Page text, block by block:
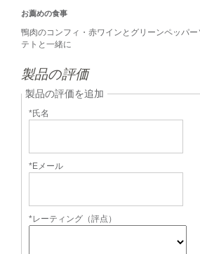
お薦めの食事
鴨肉のコンフィ・赤ワインとグリーンペッパ
テトと一緒に
製品の評価
製品の評価を追加
*氏名
*Eメール
*レーティング（評点）